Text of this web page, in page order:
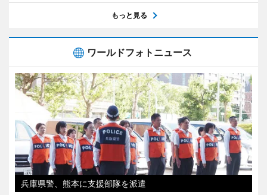
もっと見る
ワールドフォトニュース
兵庫県警、熊本に支援部隊を派遣